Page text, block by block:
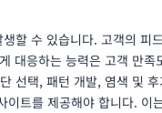
할 수 있습니다. 고객의 피
대응하는 능력은 고객 만
선택, 패턴 개발, 염색 및
트를 제공해야 합니다. 이